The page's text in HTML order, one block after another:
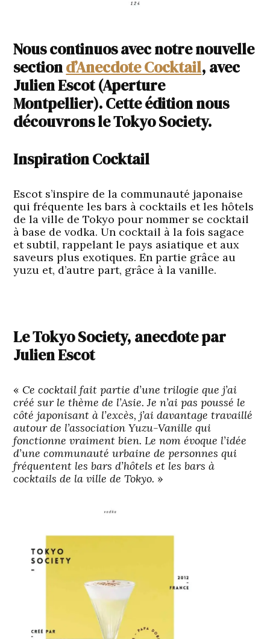
Nous continuos avec notre nouvelle
sectiond’Anecdote Cocktail, avec
Julien Escot (Aperture
Montpellier). Cette édition nous
découvrons le Tokyo Society.
Inspiration Cocktail
Escot s’inspire de la communauté japonaise
qui fréquente les bars à cocktails et les hôtels
de la ville de Tokyo pour nommer se cocktail
à base de vodka. Un cocktail à la fois sagace
et subtil, rappelant le pays asiatique et aux
saveurs plus exotiques. En partie grâce au
yuzu et, d’autre part, grâce à la vanille.
Le Tokyo Society, anecdote par
Julien Escot
« Ce cocktail fait partie d’une trilogie que j’ai
créé sur le thème de l’Asie. Je n’ai pas poussé le
côté japonisant à l’excès, j’ai davantage travaillé
autour de l’association Yuzu-Vanille qui
fonctionne vraiment bien. Le nom évoque l’idée
d’une communauté urbaine de personnes qui
fréquentent les bars d’hôtels et les bars à
cocktails de la ville de Tokyo. »